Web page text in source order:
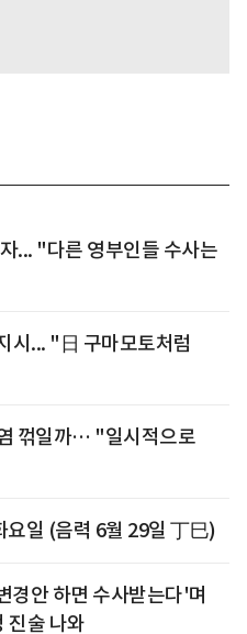
... "다른 영부인들 수사는
시... "日 구마모토처럼
꺾일까… "일시적으로
일 (음력 6월 29일 丁巳)
경안 하면 수사받는다'며
진술 나와